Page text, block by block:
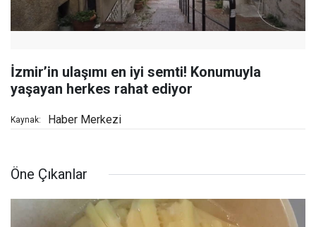
İzmir’in ulaşımı en iyi semti! Konumuyla
yaşayan herkes rahat ediyor
Kaynak: Haber Merkezi
Öne Çıkanlar